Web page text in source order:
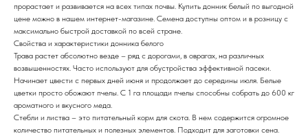
прорастает и развивается на всех типах почвы. Купить донник белый по выгодной
цене можно в нашем интернет-магазине. Семена доступны оптом и в розницу с
максимально быстрой доставкой по всей стране.
Свойства и характеристики донника белого
Трава растет абсолютно везде – ряд с дорогами, в оврагах, на различных
возвышенностях. Часто используют для обустройства эффективной пасеки.
Начинает цвести с первых дней июня и продолжает до середины июля. Белые
цветки просто обожают пчелы. С 1 га площади пчелы способны собрать до 600 кг
ароматного и вкусного меда.
Стебли и листва – это питательный корм для скота. В нем содержится огромное
количество питательных и полезных элементов. Подходит для заготовки сена.